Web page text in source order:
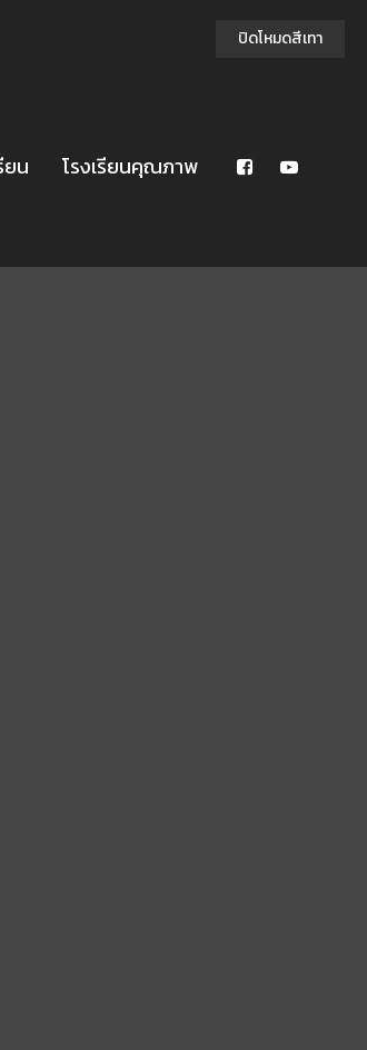
ยน โรงเรียนคุณภาพ
ปิดโหมดสีเทา